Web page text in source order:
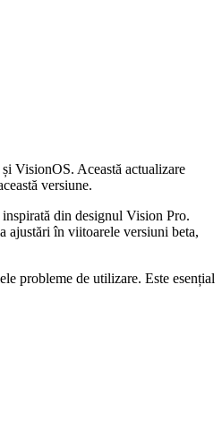
VisionOS. Această actualizare
versiune.
din designul Vision Pro.
ajustări în viitoarele versiuni beta,
probleme de utilizare. Este esențial